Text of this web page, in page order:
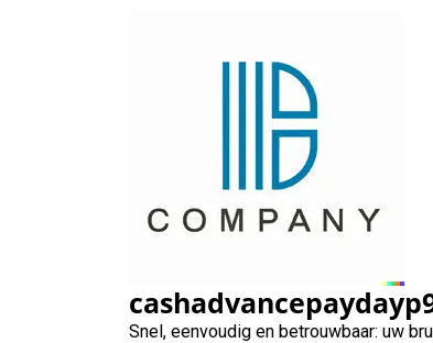
Snel, eenvoudig en betrouwbaar: uw
Dringend